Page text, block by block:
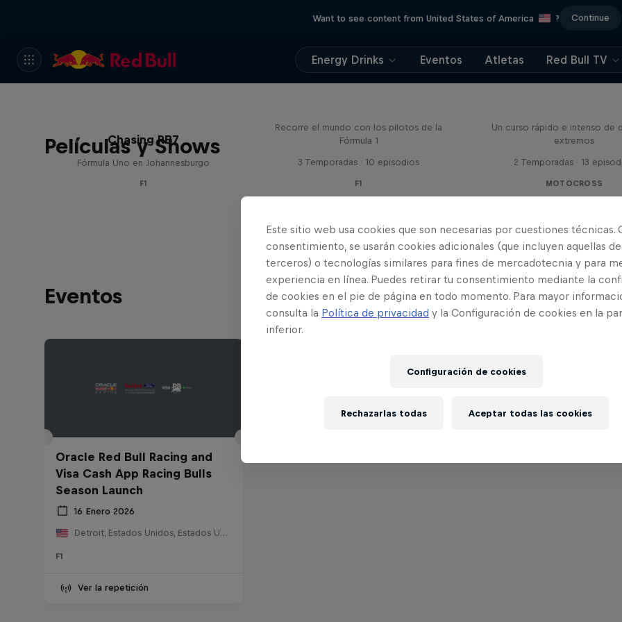
Want to see content from United States of America ? Continue
Energy Drinks Eventos Atletas Red Bull TV
Películas y Shows
Chasing RB7
Fórmula Uno en Johannesburgo
F1
Recorre el mundo con los pilotos de la
Fórmula 1
3 Temporadas · 10 episodios
F1
Un curso rápido e intenso de
extremos
2 Temporadas · 13
MOTOCROSS
Eventos
Oracle Red Bull Racing and
Visa Cash App Racing Bulls
Season Launch
16 Enero 2026
Detroit, Estados Unidos, Estados Unidos
F1
Ver la repetición
Este sitio web usa cookies que son necesarias por cuestiones técnicas.
consentimiento, se usarán cookies adicionales (que incluyen aquellas de
terceros) o tecnologías similares para fines de mercadotecnia y para
experiencia en línea. Puedes retirar tu consentimiento mediante la
de cookies en el pie de página en todo momento. Para mayor
consulta la Política de privacidad y la Configuración de cookies en la
inferior.
Configuración de cookies
Rechazarlas todas Aceptar todas las cookies